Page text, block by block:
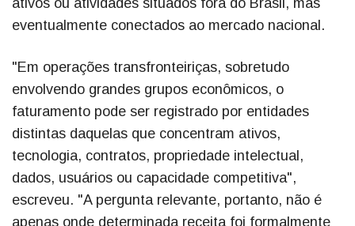
ativos ou atividades situados fora do Brasil, mas
eventualmente conectados ao mercado nacional.
"Em operações transfronteiriças, sobretudo
envolvendo grandes grupos econômicos, o
faturamento pode ser registrado por entidades
distintas daquelas que concentram ativos,
tecnologia, contratos, propriedade intelectual,
dados, usuários ou capacidade competitiva",
escreveu. "A pergunta relevante, portanto, não é
apenas onde determinada receita foi formalmente